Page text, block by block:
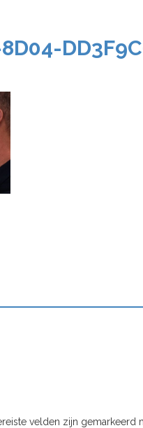
velden zijn gemarkeerd